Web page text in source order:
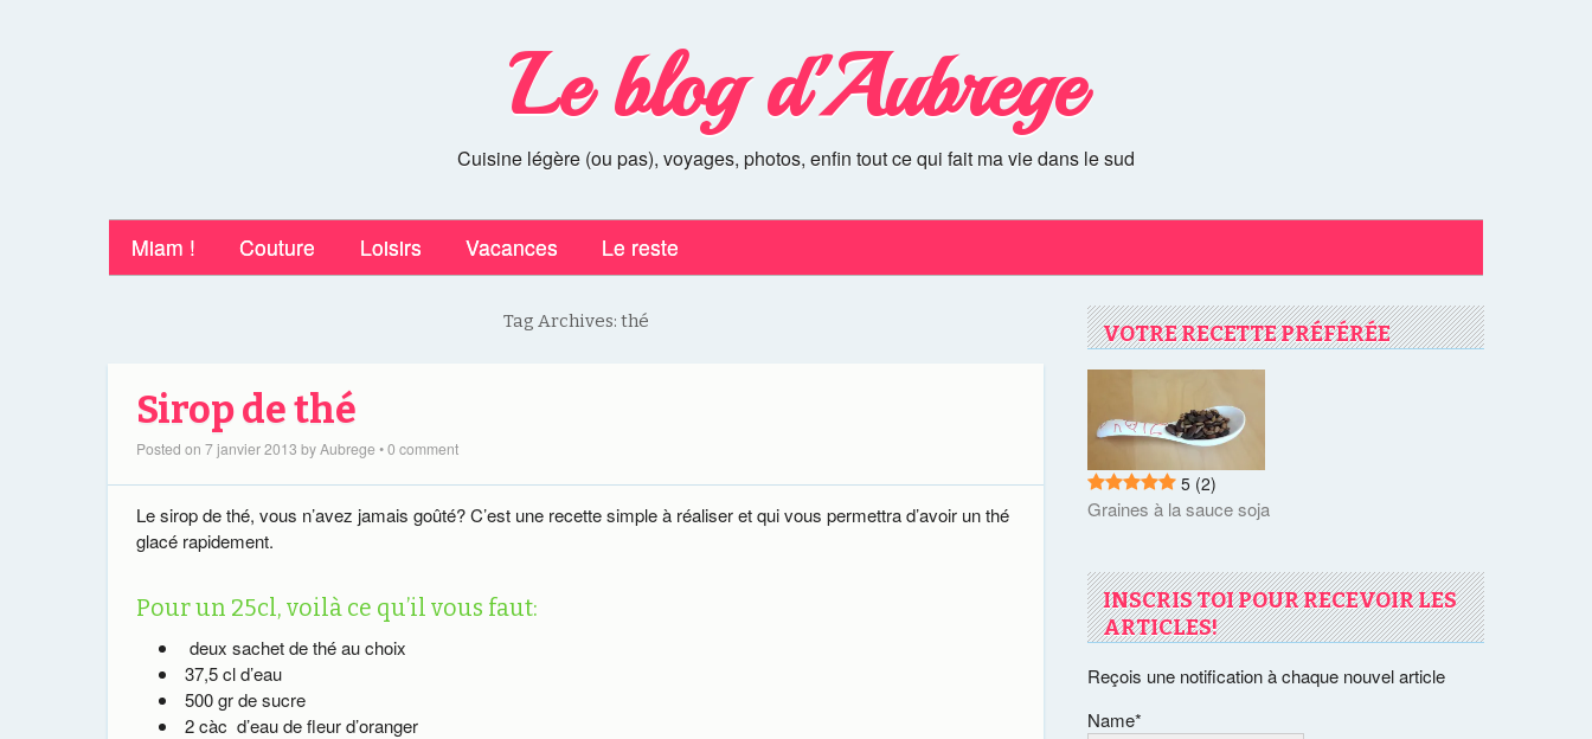
Le blog d'Aubrege
Cuisine légère (ou pas), voyages, photos, enfin tout ce qui fait ma vie dans le sud
Miam ! Couture Loisirs Vacances Le reste
Tag Archives: thé
Sirop de thé
Posted on 7 janvier 2013 byAubrege •0 comment
Le sirop de thé, vous n’avez jamais goûté? C’est une recette simple à réaliser et qui vous permettra d’avoir un thé
glacé rapidement.
Pour un 25cl, voilà ce qu’il vous faut:
deux sachet de thé au choix
37,5 cl d’eau
500 gr de sucre
2 càc d’eau de fleur d’oranger
VOTRE RECETTE PRÉFÉRÉE
5 (2)
Graines à la sauce soja
INSCRIS TOI POUR RECEVOIR LES
ARTICLES!
Reçois une notification à chaque nouvel article
Name*